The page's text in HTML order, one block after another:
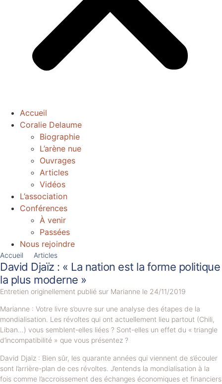
Accueil
Coralie Delaume
Biographie
L’arène nue
Ouvrages
Articles
Vidéos
L’association
Conférences
À venir
Passées
Nous rejoindre
Accueil Articles
David Djaïz : « La nation est la forme politique
la plus moderne »
Entretien originellement publié sur Marianne le 24/11/2019
Marianne : Votre livre s’ouvre sur une analyse des étapes de la
mondialisation. Les révoltes qui ont actuellement lieu partout (Chili,
Liban…) vous semblent-elles liées ? Sont-elles un effet du « triangle
d’incompatibilité » que vous présentez ?
David Djaïz : Bien sûr, les quarante années qui viennent de s’écouler
sont l’arrière-plan de ces révoltes. J’entends la mondialisation à la
fois comme l’accroissement des échanges économiques et financiers